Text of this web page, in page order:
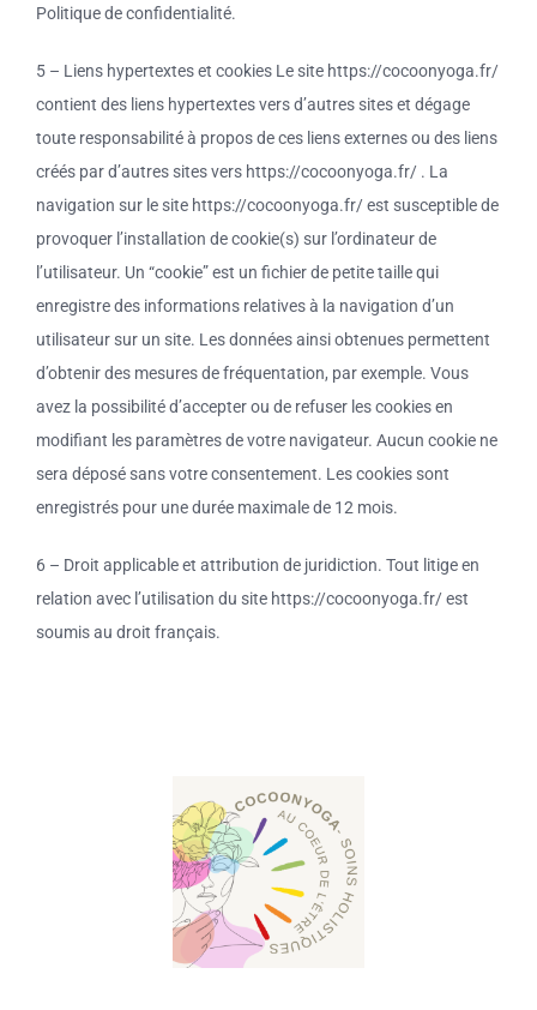
Politique de confidentialité.
5 – Liens hypertextes et cookies Le site https://cocoonyoga.fr/
contient des liens hypertextes vers d’autres sites et dégage
toute responsabilité à propos de ces liens externes ou des liens
créés par d’autres sites vers https://cocoonyoga.fr/ . La
navigation sur le site https://cocoonyoga.fr/ est susceptible de
provoquer l’installation de cookie(s) sur l’ordinateur de
l’utilisateur. Un “cookie” est un fichier de petite taille qui
enregistre des informations relatives à la navigation d’un
utilisateur sur un site. Les données ainsi obtenues permettent
d’obtenir des mesures de fréquentation, par exemple. Vous
avez la possibilité d’accepter ou de refuser les cookies en
modifiant les paramètres de votre navigateur. Aucun cookie ne
sera déposé sans votre consentement. Les cookies sont
enregistrés pour une durée maximale de 12 mois.
6 – Droit applicable et attribution de juridiction. Tout litige en
relation avec l’utilisation du site https://cocoonyoga.fr/ est
soumis au droit français.